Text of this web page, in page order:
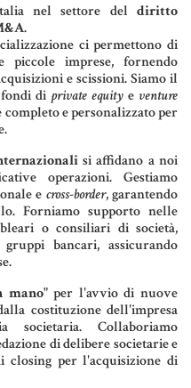
del
nel settore del diritto
.
ci permettono di
piccole imprese, fornendo
e scissioni. Siamo il
di private equitye venture
e personalizzato per
si affidano a noi
operazioni. Gestiamo
e cross-border, garantendo
Forniamo supporto nelle
o consiliari di società,
bancari, assicurando
mano"per l'avvio di nuove
costituzione dell'impresa
societaria. Collaboriamo
di delibere societarie e
closing per l'acquisizione di